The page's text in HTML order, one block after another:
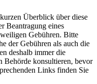
Überblick über diese
Beantragung eines
Gebühren. Bitte
der Gebühren als auch die
deshalb immer die
Behörde konsultieren, bevor
Links finden Sie